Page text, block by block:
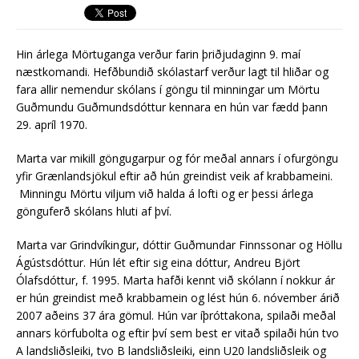
Hin árlega Mörtuganga verður farin þriðjudaginn 9. maí
næstkomandi. Hefðbundið skólastarf verður lagt til hliðar og
fara allir nemendur skólans í göngu til minningar um Mörtu
Guðmundu Guðmundsdóttur kennara en hún var fædd þann
29. apríl 1970.
Marta var mikill göngugarpur og fór meðal annars í ofurgöngu
yfir Grænlandsjökul eftir að hún greindist veik af krabbameini.
Minningu Mörtu viljum við halda á lofti og er þessi árlega
gönguferð skólans hluti af því.
Marta var Grindvíkingur, dóttir Guðmundar Finnssonar og Höllu
Ágústsdóttur. Hún lét eftir sig eina dóttur, Andreu Björt
Ólafsdóttur, f. 1995. Marta hafði kennt við skólann í nokkur ár
er hún greindist með krabbamein og lést hún 6. nóvember árið
2007 aðeins 37 ára gömul. Hún var íþróttakona, spilaði meðal
annars körfubolta og eftir því sem best er vitað spilaði hún tvo
A landsliðsleiki, tvo B landsliðsleiki, einn U20 landsliðsleik og